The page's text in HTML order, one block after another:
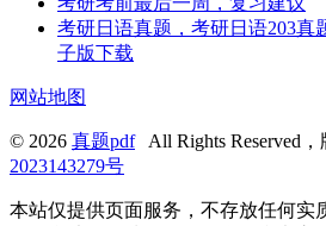
考研日语真题，考研日语203真
子版下载
网站地图
© 2026 真题pdfAll Rights Reserved，
2023143279号
本站仅提供页面服务，不存放任何实